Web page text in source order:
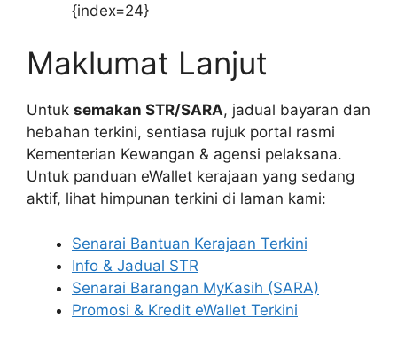
{index=24}
Maklumat Lanjut
Untuk semakan STR/SARA, jadual bayaran dan
hebahan terkini, sentiasa rujuk portal rasmi
Kementerian Kewangan & agensi pelaksana.
Untuk panduan eWallet kerajaan yang sedang
aktif, lihat himpunan terkini di laman kami:
Senarai Bantuan Kerajaan Terkini
Info & Jadual STR
Senarai Barangan MyKasih (SARA)
Promosi & Kredit eWallet Terkini